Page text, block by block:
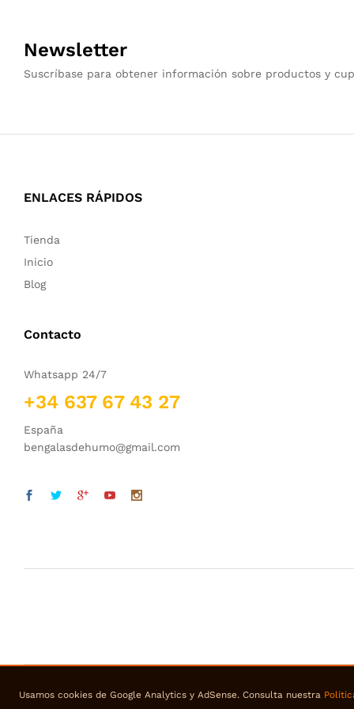
Newsletter
Suscríbase para obtener información sobre productos y
ENLACES RÁPIDOS
Tienda
Inicio
Blog
Contacto
Whatsapp 24/7
+34 637 67 43 27
España
bengalasdehumo@gmail.com
© 2018 bengalasdehumo. Todos los derechos reservados
Usamos cookies de Google Analytics y AdSense. Consulta nuestra